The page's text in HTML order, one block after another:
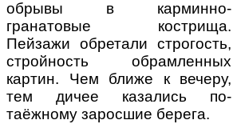
обрывы в карминно-
гранатовые кострища.
Пейзажи обретали строгость,
стройность обрамленных
картин. Чем ближе к вечеру,
тем дичее казались по-
таёжному заросшие берега.